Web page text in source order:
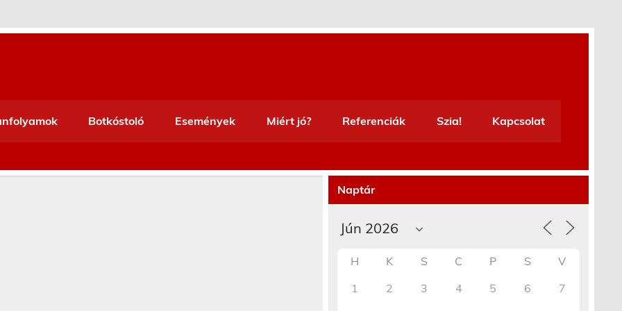
Botkóstoló Események Miért jó? Referenciák Szia! Kapcsolat
Naptár
H K S C P S
V
1
2 3 4 5 6 7